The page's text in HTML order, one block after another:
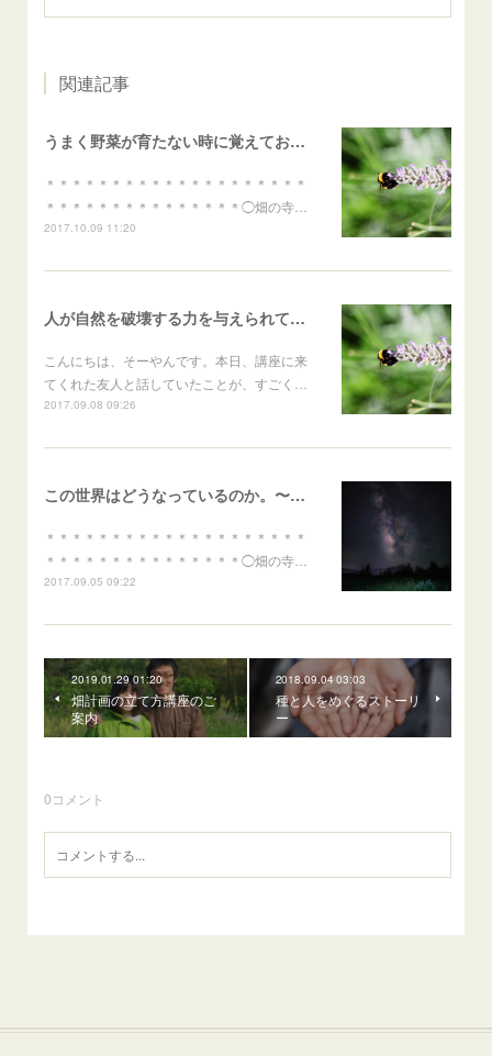
関連記事
うまく野菜が育たない時に覚えておいて欲しいこと。
＊＊＊＊＊＊＊＊＊＊＊＊＊＊＊＊＊＊＊＊
＊＊＊＊＊＊＊＊＊＊＊＊＊＊＊◯畑の寺…
2017.10.09 11:20
人が自然を破壊する力を与えられているのはなぜか。
こんにちは、そーやんです。本日、講座に来
てくれた友人と話していたことが、すごく…
2017.09.08 09:26
この世界はどうなっているのか。〜宇宙のはじまりと構造〜
＊＊＊＊＊＊＊＊＊＊＊＊＊＊＊＊＊＊＊＊
＊＊＊＊＊＊＊＊＊＊＊＊＊＊＊◯畑の寺…
2017.09.05 09:22
2019.01.29 01:20
畑計画の立て方講座のご
案内
2018.09.04 03:03
種と人をめぐるストーリ
ー
0コメント